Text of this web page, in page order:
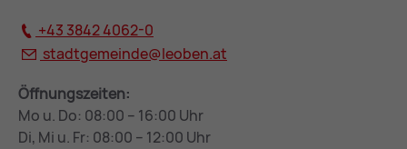
+43 3842 4062-0
stadtgemeinde@leoben.at
Öffnungszeiten:
Mo u. Do: 08:00 – 16:00 Uhr
Di, Mi u. Fr: 08:00 – 12:00 Uhr